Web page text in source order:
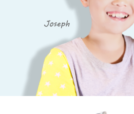
TOEFL 托福課程
開口溜英文
旅遊英文
基礎字彙
情境閱讀
英文文法技巧
英語俱樂部
Let's Talk
西班牙語
外語即時通
一對一家教
企業訓練
點讀筆教材
Recruiting